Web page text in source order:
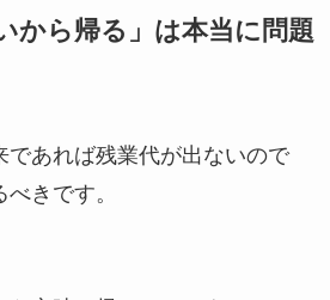
から帰る」は本当に問題
であれば残業代が出ないので
きです。